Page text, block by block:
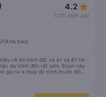
4.2 star_rate
(225 đánh giá)
Hà Sơn)
về thì mình đặt vé A1 và B1 thì
dù mình đến rất sớm. Đoạn này
gọi nv k thưa để mình muốn đổi
cũng của hãng này đi rất thích,